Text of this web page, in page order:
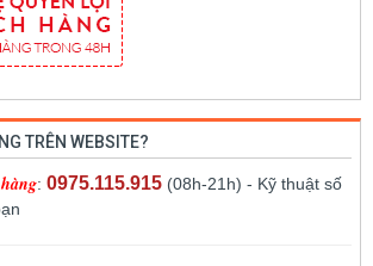
TRÊN WEBSITE?
: 0975.115.915 (08h-21h) - Kỹ thuật số